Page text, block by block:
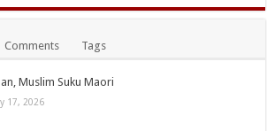
Comments Tags
Muslim Suku Maori
17, 2026